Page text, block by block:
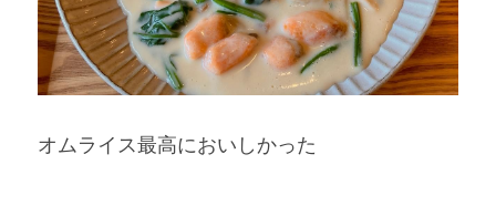
オムライス最高においしかった